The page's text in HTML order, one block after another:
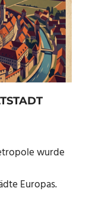
wurde
Europas.